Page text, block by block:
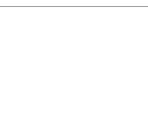
Mo i Rana -